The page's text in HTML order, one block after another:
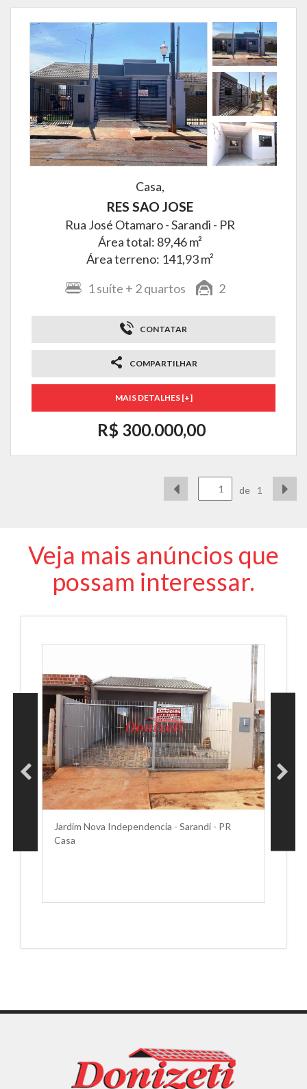
Casa,
RES SAO JOSE
Rua José Otamaro -Sarandi - PR
Área total: 89,46 m²
Área terreno: 141,93 m²
1 suíte + 2quartos 2
CONTATAR
COMPARTILHAR
MAIS DETALHES [+]
R$ 300.000,00
de 1
Veja mais anúncios que
possam interessar.
Jardim Nova Independencia - Sarandi - PR
Casa